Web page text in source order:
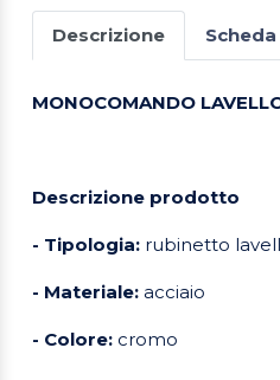
Descrizione
MONOCOMANDO
Descrizione prodotto
- Tipologia: rubinetto
- Materiale: acciaio
- Colore: cromo